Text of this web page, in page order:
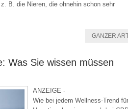
B. die Nieren, die ohnehin schon sehr
GANZER
Was Sie wissen müssen
ANZEIGE -
Wie bei jedem Wellness-Trend für